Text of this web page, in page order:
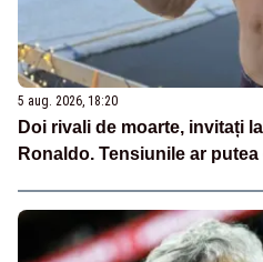
5 aug. 2026, 18:20
Doi rivali de moarte, invitați
Ronaldo. Tensiunile ar